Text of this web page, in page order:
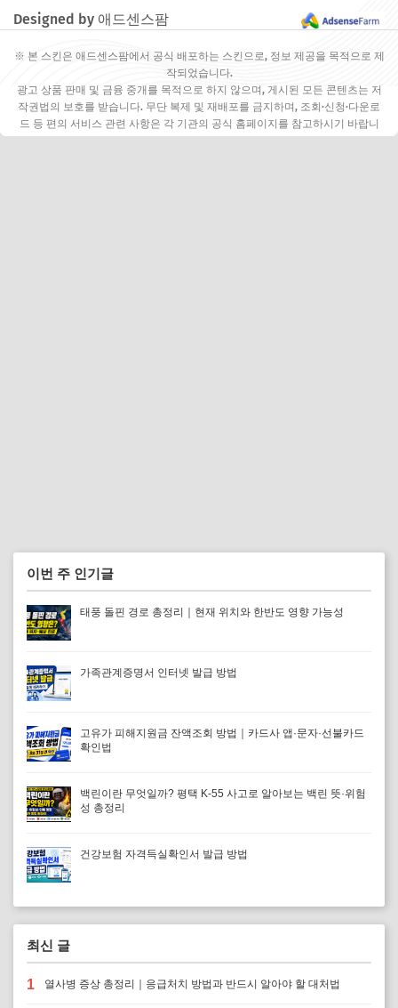
Designed by 애드센스팜
※ 본 스킨은 애드센스팜에서 공식 배포하는 스킨으로, 정보 제공을 목적으로 제
작되었습니다.
광고 상품 판매 및 금융 중개를 목적으로 하지 않으며, 게시된 모든 콘텐츠는 저
작권법의 보호를 받습니다. 무단 복제 및 재배포를 금지하며, 조회·신청·다운로
드 등 편의 서비스 관련 사항은 각 기관의 공식 홈페이지를 참고하시기 바랍니
이번 주 인기글
태풍 돌핀 경로 총정리｜현재 위치와 한반도 영향 가능성
가족관계증명서 인터넷 발급 방법
고유가 피해지원금 잔액조회 방법｜카드사 앱·문자·선불카드
확인법
백린이란 무엇일까? 평택 K-55 사고로 알아보는 백린 뜻·위험
성 총정리
건강보험 자격득실확인서 발급 방법
최신 글
1 열사병 증상 총정리｜응급처치 방법과 반드시 알아야 할 대처법